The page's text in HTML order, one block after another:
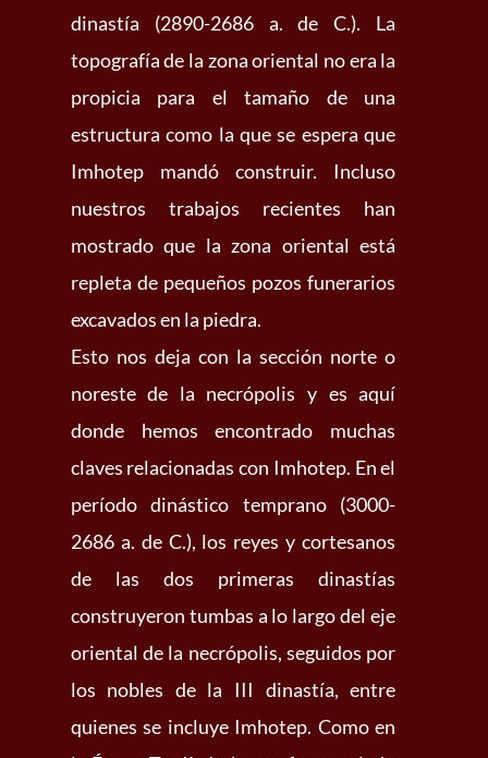
dinastía (2890-2686 a. de C.). La
topografía de la zona oriental no era la
propicia para el tamaño de una
estructura como la que se espera que
Imhotep mandó construir. Incluso
nuestros trabajos recientes han
mostrado que la zona oriental está
repleta de pequeños pozos funerarios
excavados en la piedra.
Esto nos deja con la sección norte o
noreste de la necrópolis y es aquí
donde hemos encontrado muchas
claves relacionadas con Imhotep. En el
período dinástico temprano (3000-
2686 a. de C.), los reyes y cortesanos
de las dos primeras dinastías
construyeron tumbas a lo largo del eje
oriental de la necrópolis, seguidos por
los nobles de la III dinastía, entre
quienes se incluye Imhotep. Como en